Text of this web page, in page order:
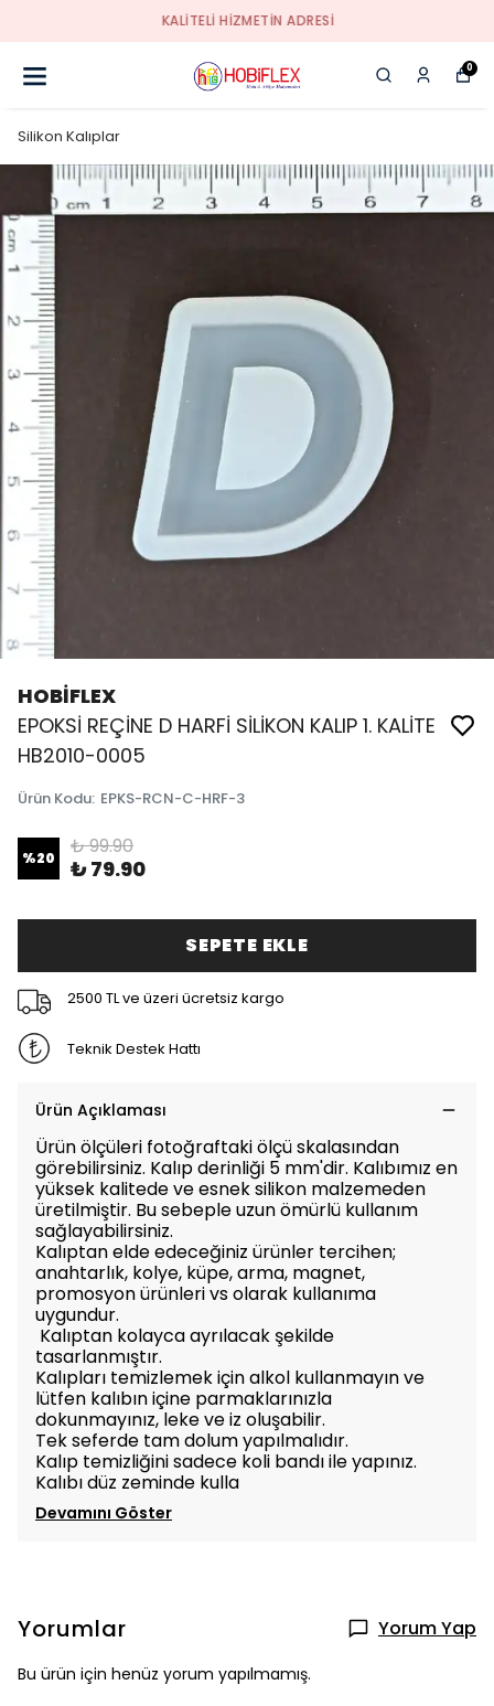
KALİTELİ HİZMETİN ADRESİ
0
Silikon Kalıplar
HOBİFLEX
EPOKSİ REÇİNE D HARFİ SİLİKON KALIP 1. KALİTE
HB2010-0005
Ürün Kodu: EPKS-RCN-C-HRF-3
%20 ₺ 99.90
₺ 79.90
SEPETE EKLE
2500 TL ve üzeri ücretsiz kargo
Teknik Destek Hattı
Ürün Açıklaması
Ürün ölçüleri fotoğraftaki ölçü skalasından
görebilirsiniz. Kalıp derinliği 5 mm'dir. Kalıbımız en
yüksek kalitede ve esnek silikon malzemeden
üretilmiştir. Bu sebeple uzun ömürlü kullanım
sağlayabilirsiniz.
Kalıptan elde edeceğiniz ürünler tercihen;
anahtarlık, kolye, küpe, arma, magnet,
promosyon ürünleri vs olarak kullanıma
uygundur.
Kalıptan kolayca ayrılacak şekilde
tasarlanmıştır.
Kalıpları temizlemek için alkol kullanmayın ve
lütfen kalıbın içine parmaklarınızla
dokunmayınız, leke ve iz oluşabilir.
Tek seferde tam dolum yapılmalıdır.
Kalıp temizliğini sadece koli bandı ile yapınız.
Kalıbı düz zeminde kulla
Devamını Göster
Yorumlar Yorum Yap
Bu ürün için henüz yorum yapılmamış.